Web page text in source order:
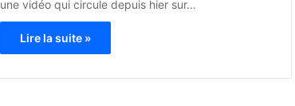
une vidéo qui circule depuis hier sur…
Lire la suite »